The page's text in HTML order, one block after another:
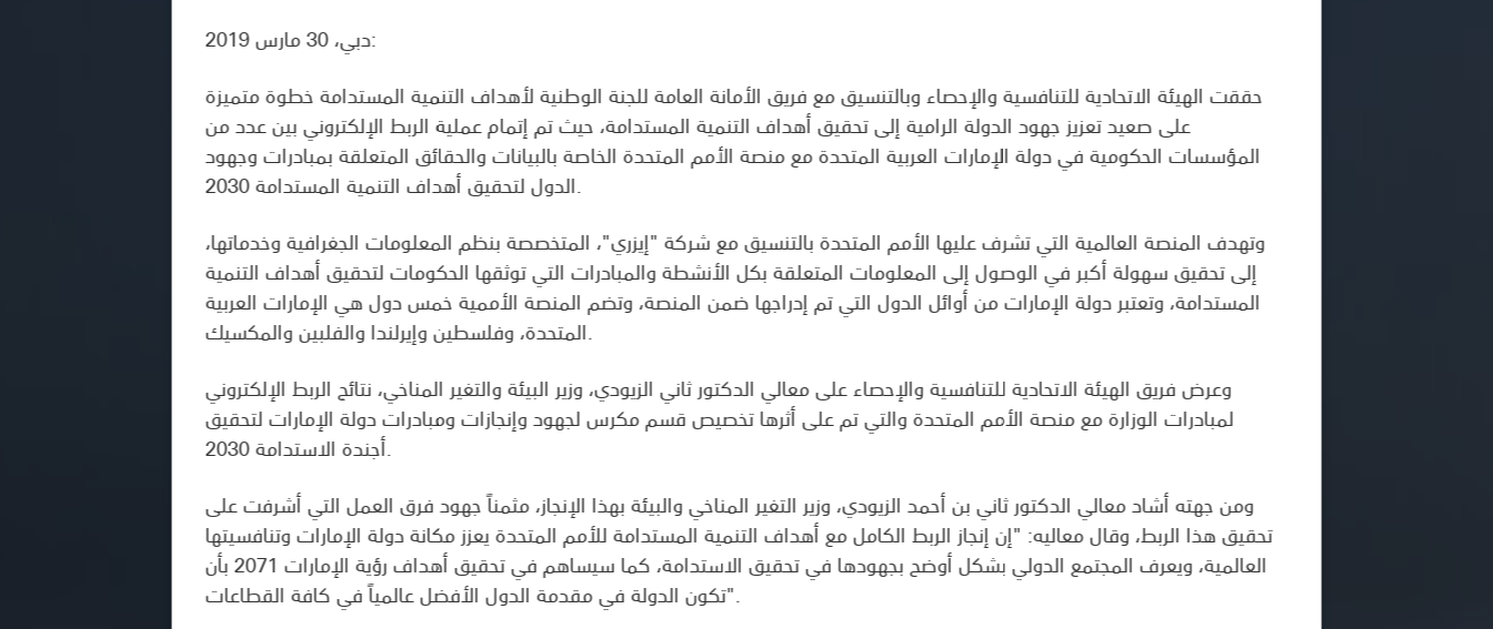
دبي، 30 مارس 2019:
حققت الهيئة الاتحادية للتنافسية والإحصاء وبالتنسيق مع فريق الأمانة العامة للجنة الوطنية لأهداف التنمية المستدامة خطوة متميزة
على صعيد تعزيز جهود الدولة الرامية إلى تحقيق أهداف التنمية المستدامة، حيث تم إتمام عملية الربط الإلكتروني بين عدد من
المؤسسات الحكومية في دولة الإمارات العربية المتحدة مع منصة الأمم المتحدة الخاصة بالبيانات والحقائق المتعلقة بمبادرات وجهود
الدول لتحقيق أهداف التنمية المستدامة 2030.
وتهدف المنصة العالمية التي تشرف عليها الأمم المتحدة بالتنسيق مع شركة "إيزري"، المتخصصة بنظم المعلومات الجغرافية وخدماتها،
إلى تحقيق سهولة أكبر في الوصول إلى المعلومات المتعلقة بكل الأنشطة والمبادرات التي توثقها الحكومات لتحقيق أهداف التنمية
المستدامة، وتعتبر دولة الإمارات من أوائل الدول التي تم إدراجها ضمن المنصة، وتضم المنصة الأممية خمس دول هي الإمارات العربية
المتحدة، وفلسطين وإيرلندا والفلبين والمكسيك.
وعرض فريق الهيئة الاتحادية للتنافسية والإحصاء على معالي الدكتور ثاني الزيودي، وزير البيئة والتغير المناخي، نتائج الربط الإلكتروني
لمبادرات الوزارة مع منصة الأمم المتحدة والتي تم على أثرها تخصيص قسم مكرس لجهود وإنجازات ومبادرات دولة الإمارات لتحقيق
أجندة الاستدامة 2030.
ومن جهته أشاد معالي الدكتور ثاني بن أحمد الزيودي، وزير التغير المناخي والبيئة بهذا الإنجاز، مثمناً جهود فرق العمل التي أشرفت على
تحقيق هذا الربط، وقال معاليه: "إن إنجاز الربط الكامل مع أهداف التنمية المستدامة للأمم المتحدة يعزز مكانة دولة الإمارات وتنافسيتها
العالمية، ويعرف المجتمع الدولي بشكل أوضح بجهودها في تحقيق الاستدامة، كما سيساهم في تحقيق أهداف رؤية الإمارات 2071 بأن
تكون الدولة في مقدمة الدول الأفضل عالمياً في كافة القطاعات".